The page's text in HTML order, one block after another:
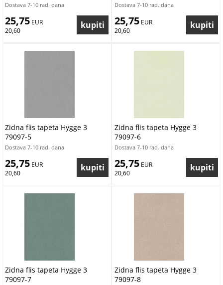
Dostava 7-10 rad. dana
25,75 EUR
20,60
Dostava 7-10 rad. dana
25,75 EUR
20,60
Zidna flis tapeta Hygge 3
79097-5
Dostava 7-10 rad. dana
25,75 EUR
20,60
Zidna flis tapeta Hygge 3
79097-6
Dostava 7-10 rad. dana
25,75 EUR
20,60
Zidna flis tapeta Hygge 3
79097-7
Zidna flis tapeta Hygge 3
79097-8